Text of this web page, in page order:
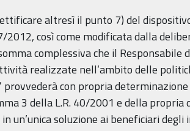
altresì il punto 7) del
2012, così come modificata dalla
complessiva che il Responsabile
realizzate nell’ambito delle
provvederà con propria
3 della L.R. 40/2001 e della
in un’unica soluzione ai beneficiari